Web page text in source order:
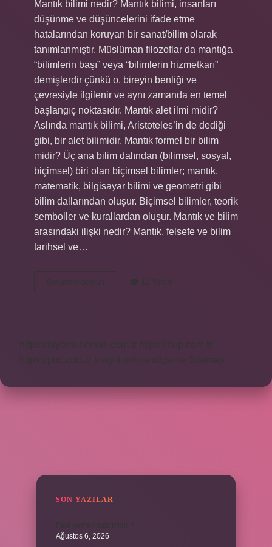
Mantık bilimi nedir? Mantık bilimi, insanları
düşünme ve düşüncelerini ifade etme
hatalarından koruyan bir sanat/bilim olarak
tanımlanmıştır. Müslüman filozoflar da mantığa
“bilimlerin başı” veya “bilimlerin hizmetkarı”
demişlerdir çünkü o, bireyin benliği ve
çevresiyle ilgilenir ve aynı zamanda en temel
başlangıç ​​noktasıdır. Mantık alet ilmi midir?
Aslında mantık bilimi, Aristoteles’in de dediği
gibi, bir alet bilimidir. Mantık formel bir bilim
midir? Üç ana bilim dalından (bilimsel, sosyal,
biçimsel) biri olan biçimsel bilimler; mantık,
matematik, bilgisayar bilimi ve geometri gibi
bilim dallarından oluşur. Biçimsel bilimler, teorik
semboller ve kurallardan oluşur. Mantık ve bilim
arasındaki ilişki nedir? Mantık, felsefe ve bilim
tarihsel ve…
12 Yorum
https://biyomuhendis.com.tr
https://nup.com.tr
nttgame Sitemap
SON YAZILAR
Ağustos 6, 2026